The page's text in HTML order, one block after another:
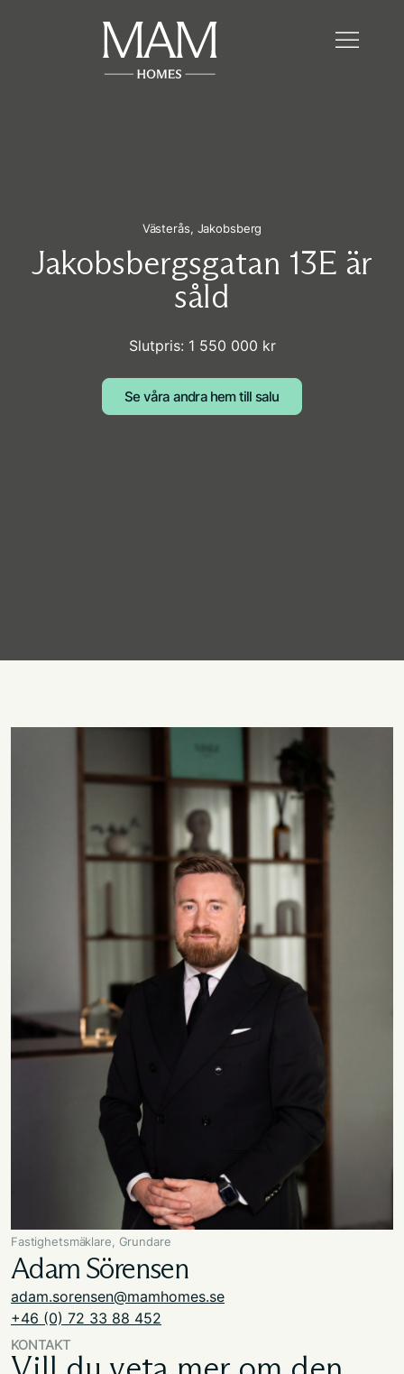
Västerås, Jakobsberg
Jakobsbergsgatan 13E är
såld
Slutpris: 1 550 000 kr
Se våra andra hem till salu
Fastighetsmäklare, Grundare
Adam Sörensen
adam.sorensen@mamhomes.se
+46 (0) 72 33 88 452
KONTAKT